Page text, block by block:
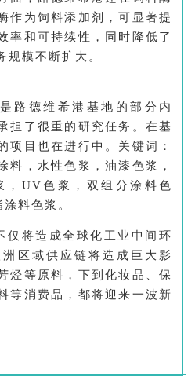
作为饲料添加剂，可显著提
率和可持续性，同时降低了
规模不断扩大。
路德维希港基地的部分内
担了很重的研究任务。在基
项目也在进行中。关键词：
料，水性色浆，油漆色浆，
，UV色浆，双组分涂料色
料色浆。
仅将造成全球化工业中间环
区域供应链将造成巨大影
烃等原料，下到化妆品、保
等消费品，都将迎来一波新